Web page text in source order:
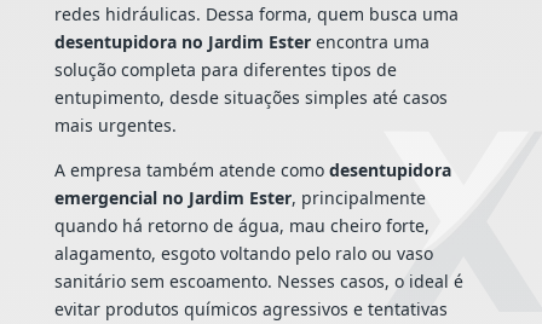
redes hidráulicas. Dessa forma, quem busca uma
desentupidora no Jardim Esterencontra uma
solução completa para diferentes tipos de
entupimento, desde situações simples até casos
mais urgentes.
A empresa também atende como desentupidora
emergencial no Jardim Ester, principalmente
quando há retorno de água, mau cheiro forte,
alagamento, esgoto voltando pelo ralo ou vaso
sanitário sem escoamento. Nesses casos, o ideal é
evitar produtos químicos agressivos e tentativas